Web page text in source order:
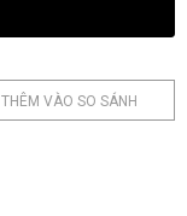
THÊM VÀO SO SÁNH